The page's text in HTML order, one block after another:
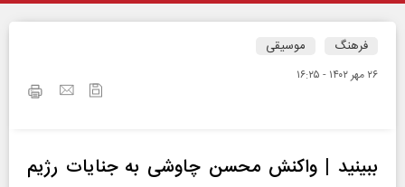
فرهنگ موسیقی
۲۶ مهر ۱۴۰۲ - ۱۶:۲۵
ببینید | واکنش محسن چاوشی به جنایات رژیم